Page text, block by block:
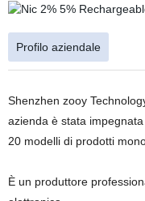
Profilo aziendale
Shenzhen zooy
azienda è stata
20 modelli di prodotti
È un produttore